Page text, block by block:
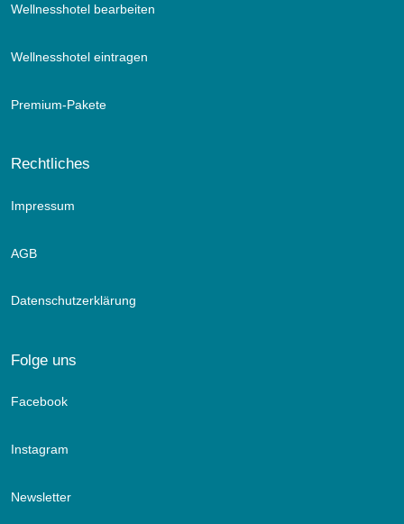
Wellnesshotel bearbeiten
Wellnesshotel eintragen
Premium-Pakete
Rechtliches
Impressum
AGB
Datenschutzerklärung
Folge uns
Facebook
Instagram
Newsletter